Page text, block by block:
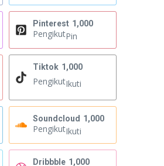
Pinterest 1,000
PengikutPin
Tiktok 1,000
PengikutIkuti
Soundcloud 1,000
PengikutIkuti
Dribbble 1,000